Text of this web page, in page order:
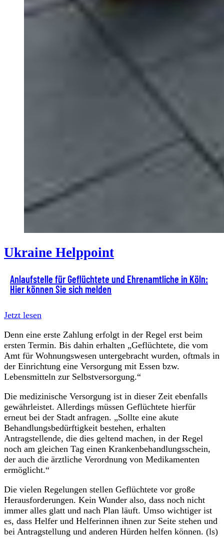
Ukraine Helppoint
Anlaufstelle für Geflüchtete und Ehrenamtliche in Köln:
Hier können Sie sich melden
Jetzt lesen
Denn eine erste Zahlung erfolgt in der Regel erst beim
ersten Termin. Bis dahin erhalten „Geflüchtete, die vom
Amt für Wohnungswesen untergebracht wurden, oftmals in
der Einrichtung eine Versorgung mit Essen bzw.
Lebensmitteln zur Selbstversorgung.“
Die medizinische Versorgung ist in dieser Zeit ebenfalls
gewährleistet. Allerdings müssen Geflüchtete hierfür
erneut bei der Stadt anfragen. „Sollte eine akute
Behandlungsbedürftigkeit bestehen, erhalten
Antragstellende, die dies geltend machen, in der Regel
noch am gleichen Tag einen Krankenbehandlungsschein,
der auch die ärztliche Verordnung von Medikamenten
ermöglicht.“
Die vielen Regelungen stellen Geflüchtete vor große
Herausforderungen. Kein Wunder also, dass noch nicht
immer alles glatt und nach Plan läuft. Umso wichtiger ist
es, dass Helfer und Helferinnen ihnen zur Seite stehen und
bei Antragstellung und anderen Hürden helfen können. (ls)